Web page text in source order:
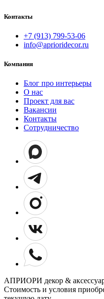
Контакты
+7 (913) 799-53-06
info@aprioridecor.ru
Компания
Блог про интерьеры
О нас
Проект для вас
Вакансии
Контакты
Сотрудничество
АПРИОРИ декор &
Cтоимость и условия